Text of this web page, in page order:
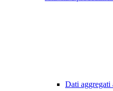
Dati aggregati